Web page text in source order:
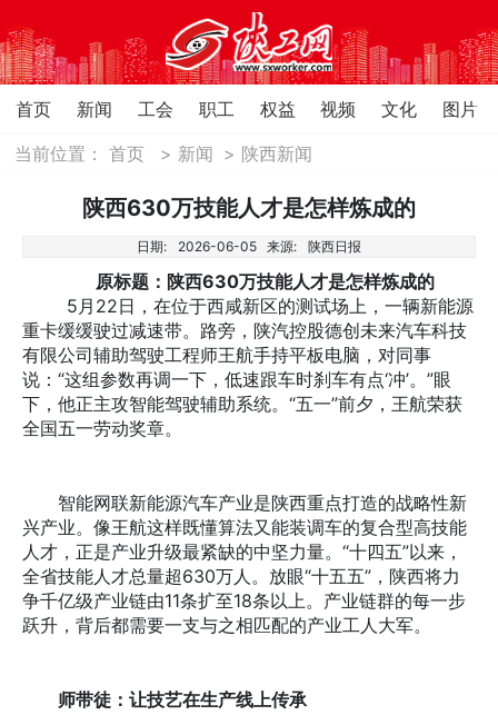
首页 新闻 工会 职工 权益 视频 文化
图片
当前位置：首页 > 新闻 > 陕西新闻
陕西630万技能人才是怎样炼成的
日期: 2026-06-05 来源: 陕西日报
原标题：陕西630万技能人才是怎样炼成的
5月22日，在位于西咸新区的测试场上，一辆新能源
重卡缓缓驶过减速带。路旁，陕汽控股德创未来汽车科技
有限公司辅助驾驶工程师王航手持平板电脑，对同事
说：“这组参数再调一下，低速跟车时刹车有点‘冲’。”眼
下，他正主攻智能驾驶辅助系统。“五一”前夕，王航荣获
全国五一劳动奖章。
智能网联新能源汽车产业是陕西重点打造的战略性新
兴产业。像王航这样既懂算法又能装调车的复合型高技能
人才，正是产业升级最紧缺的中坚力量。“十四五”以来，
全省技能人才总量超630万人。放眼“十五五”，陕西将力
争千亿级产业链由11条扩至18条以上。产业链群的每一步
跃升，背后都需要一支与之相匹配的产业工人大军。
师带徒：让技艺在生产线上传承